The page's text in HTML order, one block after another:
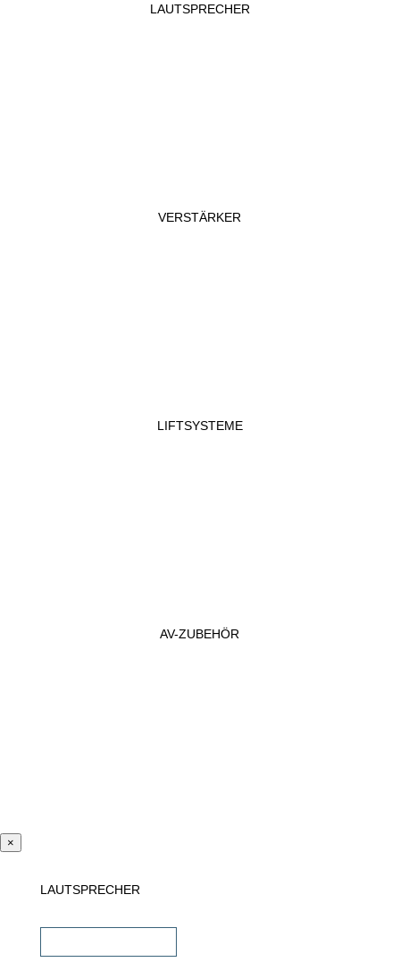
LAUTSPRECHER
VERSTÄRKER
LIFTSYSTEME
AV-ZUBEHÖR
×
LAUTSPRECHER